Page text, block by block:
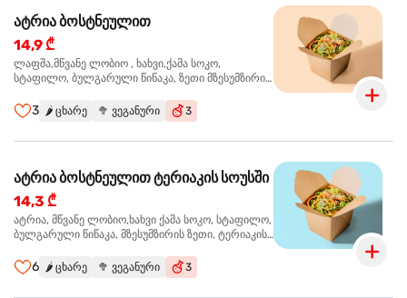
ატრია ბოსტნეულით
14,9 ₾
ლაფშა,მწვანე ლობიო , ხახვი,ქამა სოკო,
სტაფილო, ბულგარული წიწაკა, ზეთი მზესუმზირის,
3 🌶️ ცხარე 🥦 ვეგანური 3
ატრია ბოსტნეულით ტერიაკის სოუსში
14,3 ₾
ატრია, მწვანე ლობიო,ხახვი ქამა სოკო, სტაფილო,
ბულგარული წიწაკა, მზესუმზირის ზეთი, ტერიაკის
6 🌶️ ცხარე 🥦 ვეგანური 3